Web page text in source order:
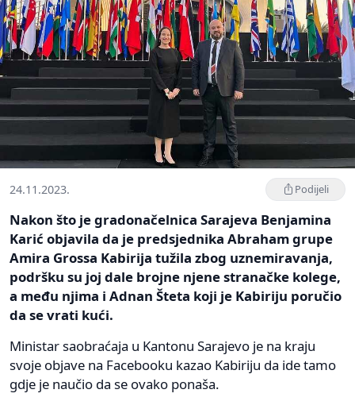
24.11.2023. Podijeli
Nakon što je gradonačelnica Sarajeva Benjamina
Karić objavila da je predsjednika Abraham grupe
Amira Grossa Kabirija tužila zbog uznemiravanja,
podršku su joj dale brojne njene stranačke kolege,
a među njima i Adnan Šteta koji je Kabiriju poručio
da se vrati kući.
Ministar saobraćaja u Kantonu Sarajevo je na kraju
svoje objave na Facebooku kazao Kabiriju da ide tamo
gdje je naučio da se ovako ponaša.